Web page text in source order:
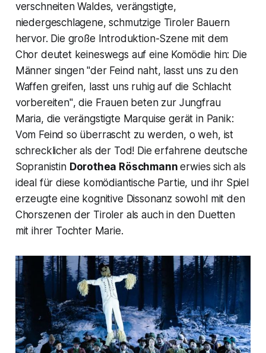
verschneiten Waldes, verängstigte,
niedergeschlagene, schmutzige Tiroler Bauern
hervor. Die große Introduktion-Szene mit dem
Chor deutet keineswegs auf eine Komödie hin: Die
Männer singen"der Feind naht, lasst uns zu den
Waffen greifen, lasst uns ruhig auf die Schlacht
vorbereiten", die Frauen beten zur Jungfrau
Maria, die verängstigte Marquise gerät in Panik:
Vom Feind so überrascht zu werden, o weh, ist
schrecklicher als der Tod! Die erfahrene deutsche
Sopranistin Dorothea Röschmannerwies sich als
ideal für diese komödiantische Partie, und ihr Spiel
erzeugte eine kognitive Dissonanz sowohl mit den
Chorszenen der Tiroler als auch in den Duetten
mit ihrer Tochter Marie.